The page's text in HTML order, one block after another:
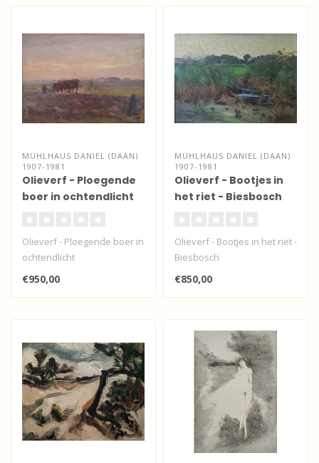
MÜHLHAUS DANIEL (DAAN)
1907-1981
Olieverf - Ploegende
boer in ochtendlicht
Olieverf - Ploegende boer in
ochtendlicht
€950,00
MÜHLHAUS DANIEL (DAAN)
1907-1981
Olieverf - Bootjes in
het riet - Biesbosch
Olieverf - Bootjes in het riet -
Biesbosch
€850,00